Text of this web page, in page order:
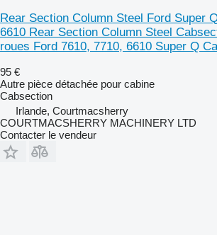
Rear Section Column Steel Ford Super
6610 Rear Section Column Steel
roues Ford 7610, 7710, 6610 Super Q
95 €
Autre pièce détachée pour cabine
Cabsection
Irlande, Courtmacsherry
COURTMACSHERRY MACHINERY LTD
Contacter le vendeur